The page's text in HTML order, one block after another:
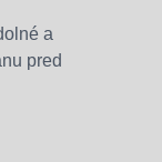
a
pred